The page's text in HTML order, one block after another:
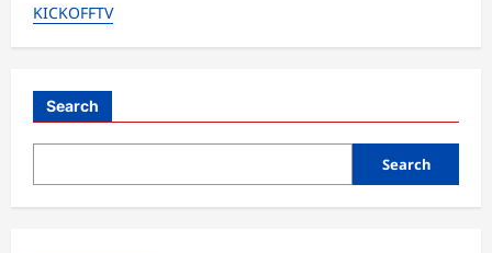
KICKOFFTV
Search
Search